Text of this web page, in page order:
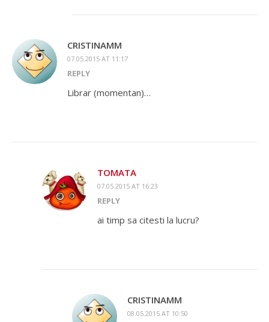
CRISTINAMM
07.05.2015 AT 11:17
REPLY
Librar (momentan)…
TOMATA
07.05.2015 AT 16:23
REPLY
ai timp sa citesti la lucru?
CRISTINAMM
08.05.2015 AT 10:50